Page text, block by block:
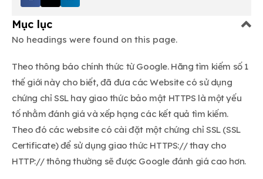
Mục lục
No headings were found on this page.
Theo thông báo chính thức từ Google. Hãng tìm kiếm số 1
thế giới này cho biết, đã đưa các Website có sử dụng
chứng chỉ SSL hay giao thức bảo mật HTTPS là một yếu
tố nhằm đánh giá và xếp hạng các kết quả tìm kiếm.
Theo đó các website có cài đặt một chứng chỉ SSL (SSL
Certificate) để sử dụng giao thức HTTPS:// thay cho
HTTP:// thông thường sẽ được Google đánh giá cao hơn.